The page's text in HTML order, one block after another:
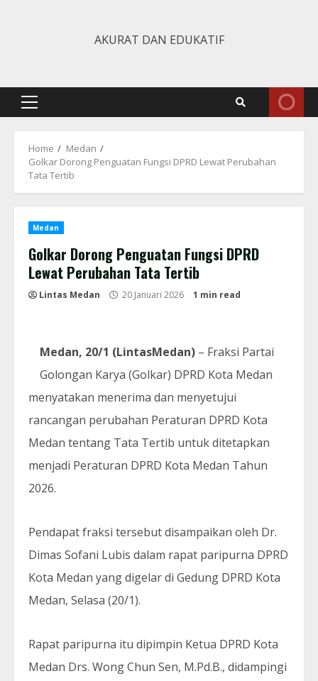
AKURAT DAN EDUKATIF
Primary
Home
Medan
Golkar Dorong Penguatan Fungsi DPRD Lewat Perubahan
Tata Tertib
Medan
Golkar Dorong Penguatan Fungsi DPRD
Lewat Perubahan Tata Tertib
Lintas Medan 20 Januari 2026 1 min read
Medan, 20/1 (LintasMedan) – Fraksi Partai
Golongan Karya (Golkar) DPRD Kota Medan
menyatakan menerima dan menyetujui
rancangan perubahan Peraturan DPRD Kota
Medan tentang Tata Tertib untuk ditetapkan
menjadi Peraturan DPRD Kota Medan Tahun
2026.
Pendapat fraksi tersebut disampaikan oleh Dr.
Dimas Sofani Lubis dalam rapat paripurna DPRD
Kota Medan yang digelar di Gedung DPRD Kota
Medan, Selasa (20/1).
Rapat paripurna itu dipimpin Ketua DPRD Kota
Medan Drs. Wong Chun Sen, M.Pd.B., didampingi